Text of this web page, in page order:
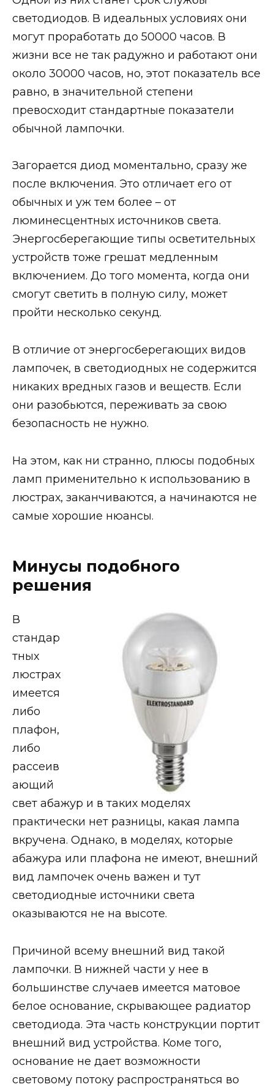
светодиодов. В идеальных условиях они
могут проработать до 50000 часов. В
жизни все не так радужно и работают они
около 30000 часов, но, этот показатель все
равно, в значительной степени
превосходит стандартные показатели
обычной лампочки.
Загорается диод моментально, сразу же
после включения. Это отличает его от
обычных и уж тем более – от
люминесцентных источников света.
Энергосберегающие типы осветительных
устройств тоже грешат медленным
включением. До того момента, когда они
смогут светить в полную силу, может
пройти несколько секунд.
В отличие от энергосберегающих видов
лампочек, в светодиодных не содержится
никаких вредных газов и веществ. Если
они разобьются, переживать за свою
безопасность не нужно.
На этом, как ни странно, плюсы подобных
ламп применительно к использованию в
люстрах, заканчиваются, а начинаются не
самые хорошие нюансы.
Минусы подобного
решения
В
стандар
тных
люстрах
имеется
либо
плафон,
либо
рассеив
ающий
свет абажур и в таких моделях
практически нет разницы, какая лампа
вкручена. Однако, в моделях, которые
абажура или плафона не имеют, внешний
вид лампочек очень важен и тут
светодиодные источники света
оказываются не на высоте.
Причиной всему внешний вид такой
лампочки. В нижней части у нее в
большинстве случаев имеется матовое
белое основание, скрывающее радиатор
светодиода. Эта часть конструкции портит
внешний вид устройства. Коме того,
основание не дает возможности
световому потоку распространяться во